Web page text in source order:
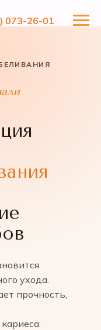
073-26-01
073-26-01
ухода.
прочность,